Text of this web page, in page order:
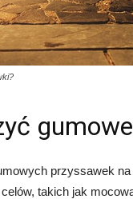
przyssawek
takich jak